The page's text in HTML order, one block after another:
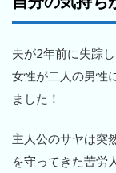
夫が2年前に失踪
女性が二人の男性
ました！
主人公のサヤは突
を守ってきた苦労